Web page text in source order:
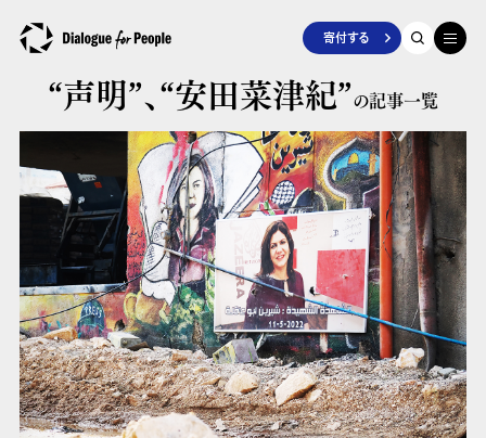
寄付する
“声明”、“安田菜津紀”の記事一覧